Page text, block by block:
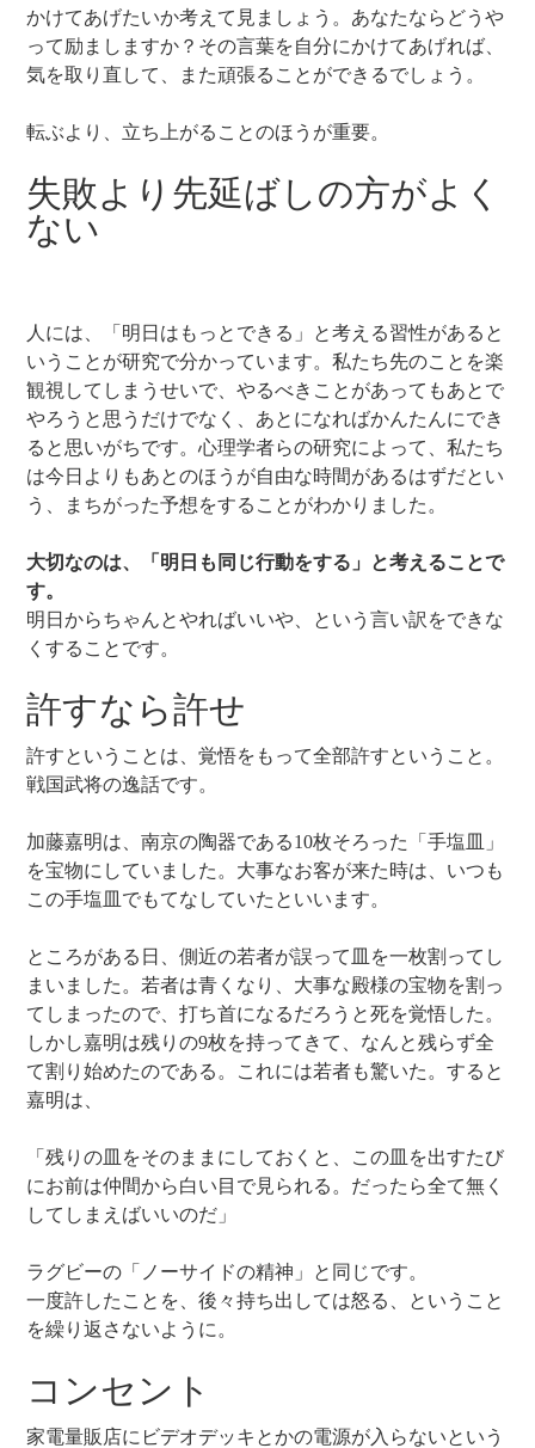
かけてあげたいか考えて見ましょう。あなたならどうや
って励ましますか？その言葉を自分にかけてあげれば、
気を取り直して、また頑張ることができるでしょう。
転ぶより、立ち上がることのほうが重要。
失敗より先延ばしの方がよく
ない
人には、「明日はもっとできる」と考える習性があると
いうことが研究で分かっています。私たち先のことを楽
観視してしまうせいで、やるべきことがあってもあとで
やろうと思うだけでなく、あとになればかんたんにでき
ると思いがちです。心理学者らの研究によって、私たち
は今日よりもあとのほうが自由な時間があるはずだとい
う、まちがった予想をすることがわかりました。
大切なのは、「明日も同じ行動をする」と考えることで
す。
明日からちゃんとやればいいや、という言い訳をできな
くすることです。
許すなら許せ
許すということは、覚悟をもって全部許すということ。
戦国武将の逸話です。
加藤嘉明は、南京の陶器である10枚そろった「手塩皿」
を宝物にしていました。大事なお客が来た時は、いつも
この手塩皿でもてなしていたといいます。
ところがある日、側近の若者が誤って皿を一枚割ってし
まいました。若者は青くなり、大事な殿様の宝物を割っ
てしまったので、打ち首になるだろうと死を覚悟した。
しかし嘉明は残りの9枚を持ってきて、なんと残らず全
て割り始めたのである。これには若者も驚いた。すると
嘉明は、
「残りの皿をそのままにしておくと、この皿を出すたび
にお前は仲間から白い目で見られる。だったら全て無く
してしまえばいいのだ」
ラグビーの「ノーサイドの精神」と同じです。
一度許したことを、後々持ち出しては怒る、ということ
を繰り返さないように。
コンセント
家電量販店にビデオデッキとかの電源が入らないという